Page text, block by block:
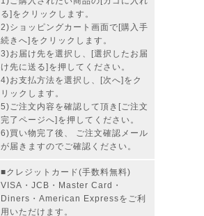
る]をクリックします。
2)ショッピングカート画面で[購入手
続きへ]をクリックします。
3)お届け先を選択し、[選択したお届
け先に送る]を押してください。
4)お支払方法を選択し、[次へ]をク
リックします。
5)ご注文内容を確認して頂き[ご注文
完了ページへ]を押してください。
6)買い物完了後、 ご注文確認メール
が届きますのでご確認ください。
■クレジットカード(手数料無料)
VISA・JCB・Master Card・
Diners・American Expressをご利
用いただけます。